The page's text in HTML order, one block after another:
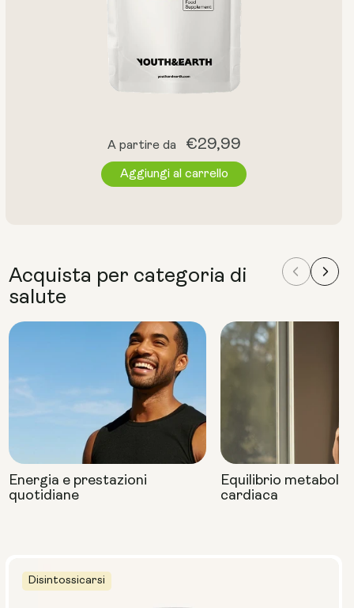
Disintossicarsi
Acquista per categoria di
salute
Energia e prestazioni
quotidiane
Equilibrio
cardiaca
Prezzo
normale
A partire da €29,99
Aggiungi al carrello